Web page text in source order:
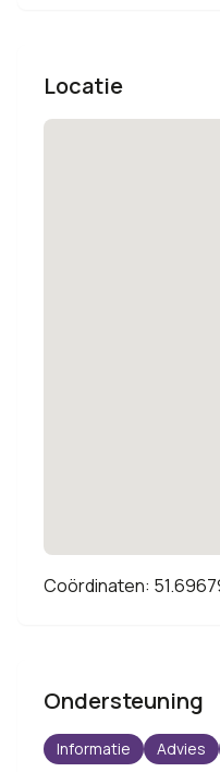
Locatie
Coördinaten:
Ondersteuning
Informatie Advies